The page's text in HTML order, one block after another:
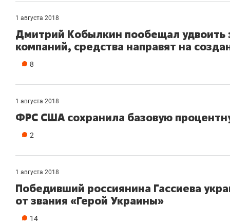
1 августа 2018
Дмитрий Кобылкин пообещал удвоить
компаний, средства направят на
8
1 августа 2018
ФРС США сохранила базовую
2
1 августа 2018
Победивший россиянина Гассиева
от звания «Герой Украины»
14